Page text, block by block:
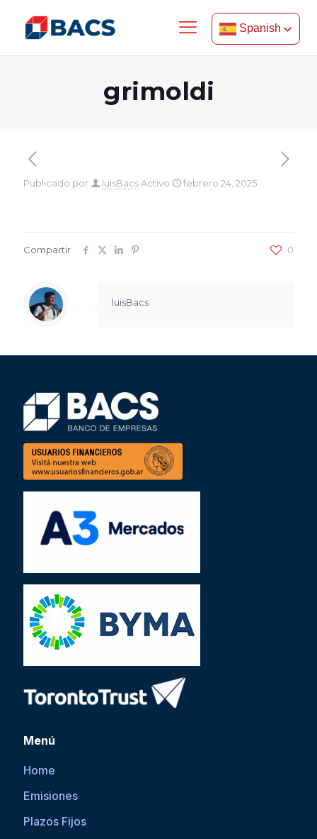
Spanish
grimoldi
Publicado por luisBacsActivo febrero 24, 2025
Compartir 0
luisBacs
Menú
Home
Emisiones
Plazos Fijos